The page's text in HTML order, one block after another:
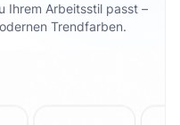
Ihrem Arbeitsstil passt –
Trendfarben.